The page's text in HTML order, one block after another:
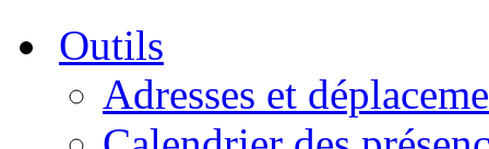
Outils
Adresses et